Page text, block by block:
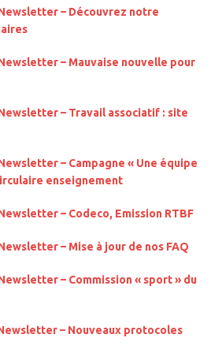
– Découvrez notre
– Mauvaise nouvelle pour
– Travail associatif : site
– Campagne « Une équipe
enseignement
– Codeco, Emission RTBF
– Mise à jour de nos FAQ
– Commission « sport » du
– Nouveaux protocoles